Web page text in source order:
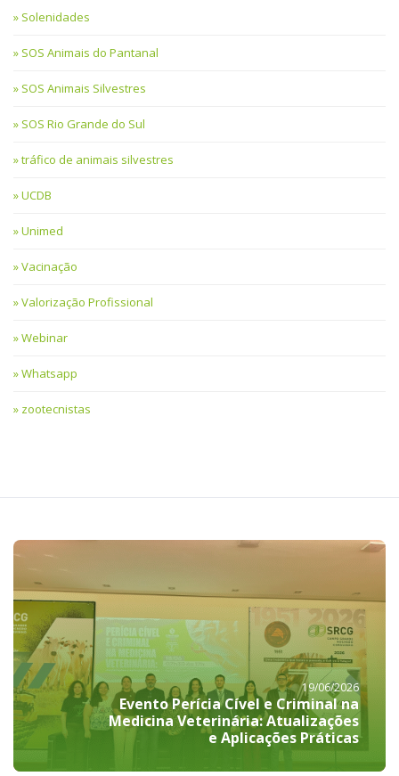
Solenidades
SOS Animais do Pantanal
SOS Animais Silvestres
SOS Rio Grande do Sul
tráfico de animais silvestres
UCDB
Unimed
Vacinação
Valorização Profissional
Webinar
Whatsapp
zootecnistas
19/06/2026
Evento Perícia Cível e Criminal na
Medicina Veterinária: Atualizações
e Aplicações Práticas